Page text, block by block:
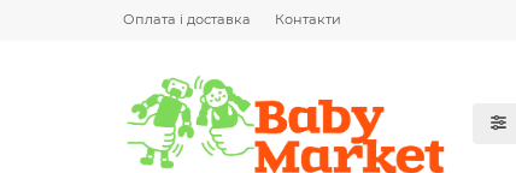
Оплата і доставка Контакти